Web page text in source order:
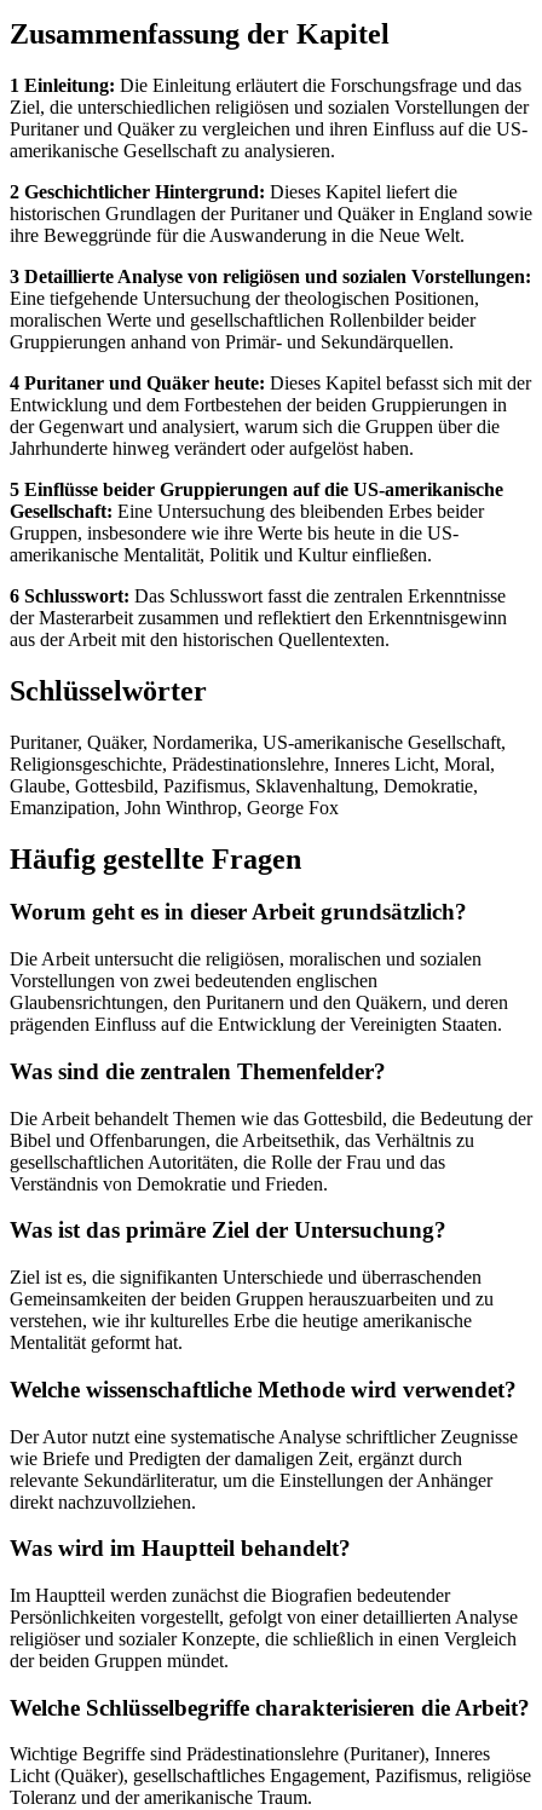
Zusammenfassung der Kapitel
1 Einleitung: Die Einleitung erläutert die Forschungsfrage und das
Ziel, die unterschiedlichen religiösen und sozialen Vorstellungen der
Puritaner und Quäker zu vergleichen und ihren Einfluss auf die US-
amerikanische Gesellschaft zu analysieren.
2 Geschichtlicher Hintergrund: Dieses Kapitel liefert die
historischen Grundlagen der Puritaner und Quäker in England sowie
ihre Beweggründe für die Auswanderung in die Neue Welt.
3 Detaillierte Analyse von religiösen und sozialen Vorstellungen:
Eine tiefgehende Untersuchung der theologischen Positionen,
moralischen Werte und gesellschaftlichen Rollenbilder beider
Gruppierungen anhand von Primär- und Sekundärquellen.
4 Puritaner und Quäker heute: Dieses Kapitel befasst sich mit der
Entwicklung und dem Fortbestehen der beiden Gruppierungen in
der Gegenwart und analysiert, warum sich die Gruppen über die
Jahrhunderte hinweg verändert oder aufgelöst haben.
5 Einflüsse beider Gruppierungen auf die US-amerikanische
Gesellschaft: Eine Untersuchung des bleibenden Erbes beider
Gruppen, insbesondere wie ihre Werte bis heute in die US-
amerikanische Mentalität, Politik und Kultur einfließen.
6 Schlusswort: Das Schlusswort fasst die zentralen Erkenntnisse
der Masterarbeit zusammen und reflektiert den Erkenntnisgewinn
aus der Arbeit mit den historischen Quellentexten.
Schlüsselwörter
Puritaner, Quäker, Nordamerika, US-amerikanische Gesellschaft,
Religionsgeschichte, Prädestinationslehre, Inneres Licht, Moral,
Glaube, Gottesbild, Pazifismus, Sklavenhaltung, Demokratie,
Emanzipation, John Winthrop, George Fox
Häufig gestellte Fragen
Worum geht es in dieser Arbeit grundsätzlich?
Die Arbeit untersucht die religiösen, moralischen und sozialen
Vorstellungen von zwei bedeutenden englischen
Glaubensrichtungen, den Puritanern und den Quäkern, und deren
prägenden Einfluss auf die Entwicklung der Vereinigten Staaten.
Was sind die zentralen Themenfelder?
Die Arbeit behandelt Themen wie das Gottesbild, die Bedeutung der
Bibel und Offenbarungen, die Arbeitsethik, das Verhältnis zu
gesellschaftlichen Autoritäten, die Rolle der Frau und das
Verständnis von Demokratie und Frieden.
Was ist das primäre Ziel der Untersuchung?
Ziel ist es, die signifikanten Unterschiede und überraschenden
Gemeinsamkeiten der beiden Gruppen herauszuarbeiten und zu
verstehen, wie ihr kulturelles Erbe die heutige amerikanische
Mentalität geformt hat.
Welche wissenschaftliche Methode wird verwendet?
Der Autor nutzt eine systematische Analyse schriftlicher Zeugnisse
wie Briefe und Predigten der damaligen Zeit, ergänzt durch
relevante Sekundärliteratur, um die Einstellungen der Anhänger
direkt nachzuvollziehen.
Was wird im Hauptteil behandelt?
Im Hauptteil werden zunächst die Biografien bedeutender
Persönlichkeiten vorgestellt, gefolgt von einer detaillierten Analyse
religiöser und sozialer Konzepte, die schließlich in einen Vergleich
der beiden Gruppen mündet.
Welche Schlüsselbegriffe charakterisieren die Arbeit?
Wichtige Begriffe sind Prädestinationslehre (Puritaner), Inneres
Licht (Quäker), gesellschaftliches Engagement, Pazifismus, religiöse
Toleranz und der amerikanische Traum.